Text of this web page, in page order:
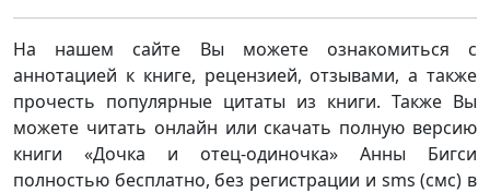
На нашем сайте Вы можете ознакомиться с
аннотацией к книге, рецензией, отзывами, а также
прочесть популярные цитаты из книги. Также Вы
можете читать онлайн или скачать полную версию
книги «Дочка и отец-одиночка» Анны Бигси
полностью бесплатно, без регистрации и sms (смс) в